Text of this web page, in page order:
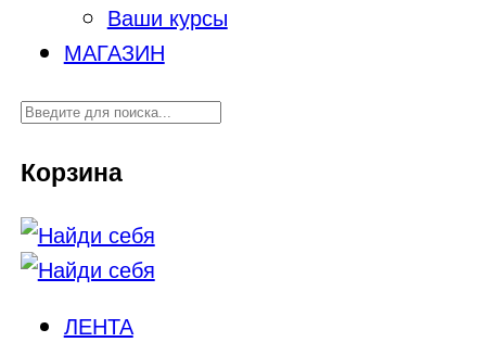
Ваши курсы
МАГАЗИН
Корзина
ЛЕНТА